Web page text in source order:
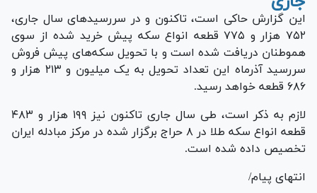
این گزارش حاکی است، تاکنون و در سررسید‌های سال جاری،
۷۵۲ هزار و ۷۷۵ قطعه انواع سکه پیش خرید شده از سوی
هموطنان دریافت شده است و با تحویل سکه‌های پیش فروش
سررسید آذرماه این تعداد تحویل به یک میلیون و ۲۱۳ هزار و
۶۸۶ قطعه خواهد رسید.
لازم به ذکر است، طی سال جاری تاکنون نیز ۱۹۹ هزار و ۴۸۳
قطعه انواع سکه طلا در ۸ حراج برگزار شده در مرکز مبادله ایران
تخصیص داده شده است.
انتهای پیام/